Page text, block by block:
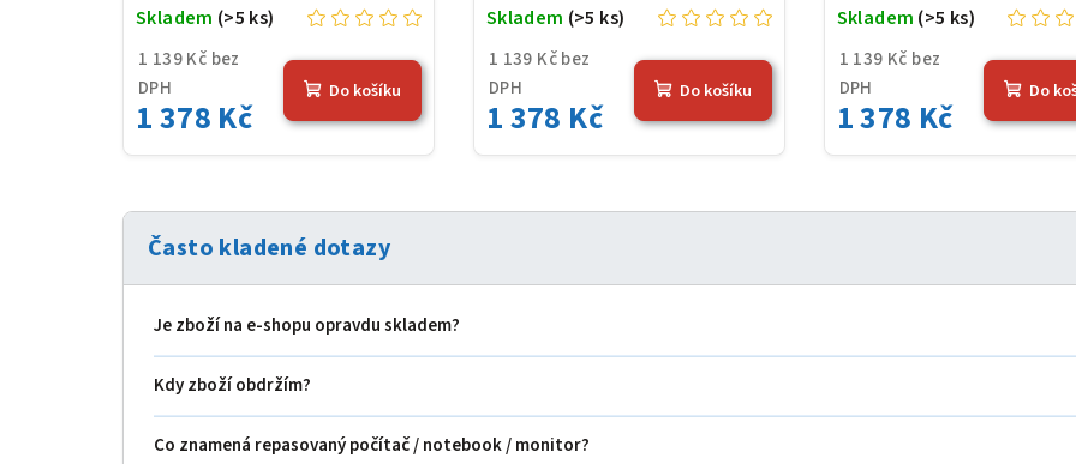
1 139 Kč bez
DPH
1 378 Kč
Skladem (>5 ks)
Do košíku
1 139 Kč bez
DPH
1 378 Kč
Skladem (>5 ks)
Do košíku
1 139 Kč bez
DPH
1 378 Kč
Skladem (>5 ks)
Do
Často kladené dotazy
Je zboží na e‑shopu opravdu skladem?
Kdy zboží obdržím?
Co znamená repasovaný počítač / notebook / monitor?